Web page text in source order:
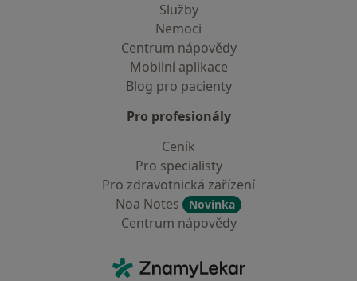
Služby
Nemoci
Centrum nápovědy
Mobilní aplikace
Blog pro pacienty
Pro profesionály
Ceník
Pro specialisty
Pro zdravotnická zařízení
Noa Notes
Novinka
Centrum nápovědy
ZnamyLekar - Hlavní stránka